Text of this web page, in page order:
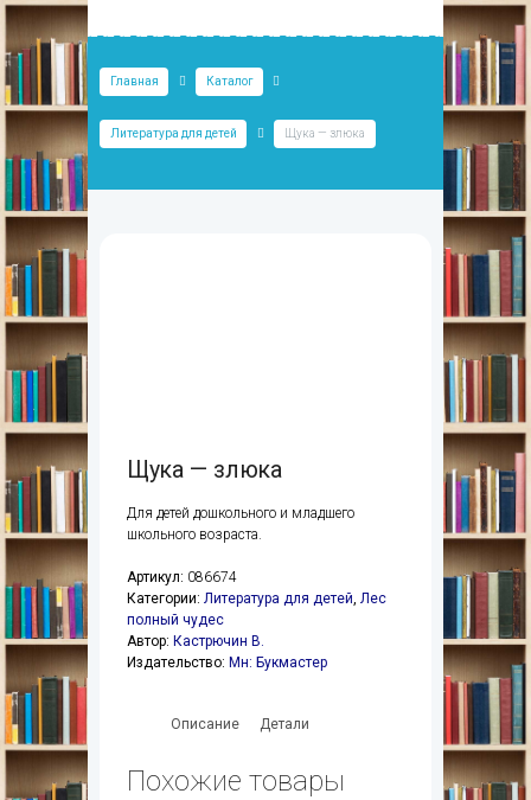
Главная Каталог
Литература для детей Щука — злюка
Щука — злюка
Для детей дошкольного и младшего
школьного возраста.
Артикул: 086674
Категории: Литература для детей, Лес
полный чудес
Автор: Кастрючин В.
Издательство: Мн: Букмастер
Описание Детали
Похожие товары